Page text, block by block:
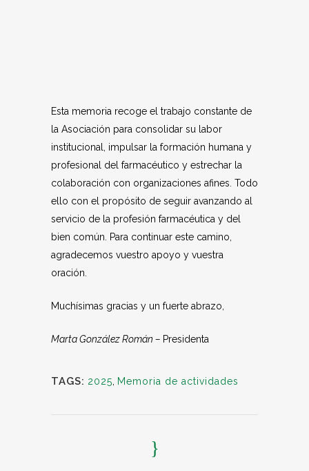
Esta memoria recoge el trabajo constante de
la Asociación para consolidar su labor
institucional, impulsar la formación humana y
profesional del farmacéutico y estrechar la
colaboración con organizaciones afines. Todo
ello con el propósito de seguir avanzando al
servicio de la profesión farmacéutica y del
bien común. Para continuar este camino,
agradecemos vuestro apoyo y vuestra
oración.
Muchísimas gracias y un fuerte abrazo,
Marta González Román – Presidenta
TAGS: 2025 Memoria de actividades